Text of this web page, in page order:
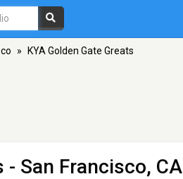
» KYA Golden Gate Greats
- San Francisco, CA